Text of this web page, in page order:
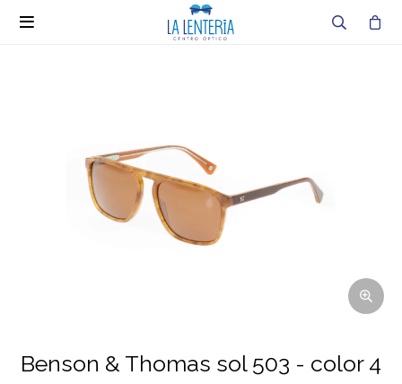

Benson & Thomas sol 503 - color 4